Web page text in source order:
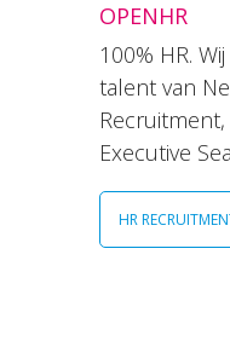
OPENHR
100% HR.
talent van
Executive
HR